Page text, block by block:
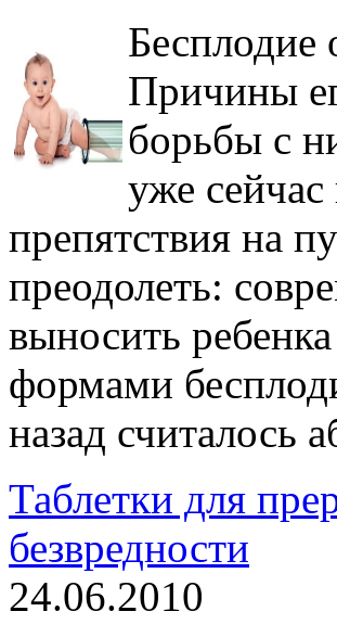
Бесплодие
Причины
борьбы с
уже
препятствия на
преодолеть:
выносить
формами
назад считалось
Таблетки для
безвредности
24.06.2010